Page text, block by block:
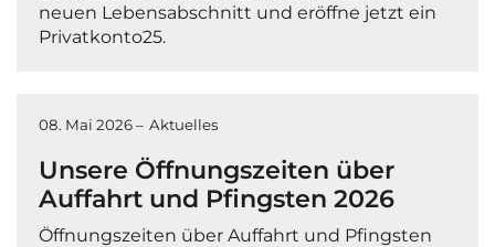
neuen Lebensabschnitt und eröffne jetzt ein
Privatkonto25.
08. Mai 2026 – Aktuelles
Unsere Öffnungszeiten über
Auffahrt und Pfingsten 2026
Öffnungszeiten über Auffahrt und Pfingsten